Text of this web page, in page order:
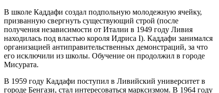
В школе Каддафи создал подпольную молодежную ячейку,
призванную свергнуть существующий строй (после
получения независимости от Италии в 1949 году Ливия
находилась под властью короля Идриса I). Каддафи занимался
организацией антиправительственных демонстраций, за что
его исключили из школы. Обучение он продолжил в городе
Мисурата.
В 1959 году Каддафи поступил в Ливийский университет в
городе Бенгази, стал интересоваться марксизмом. В 1964 году